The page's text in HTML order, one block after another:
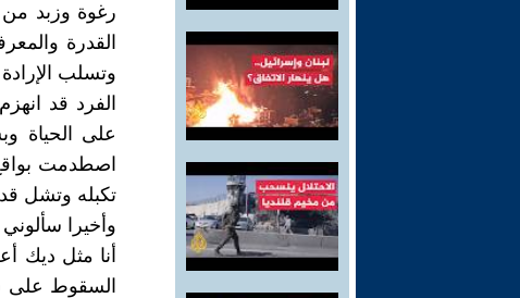
رغوة وزبد من
القدرة
وتسلب
الفرد قد
على الحياة
اصطدمت
تكبله وتشل
وأخيرا
أنا مثل
السقوط على